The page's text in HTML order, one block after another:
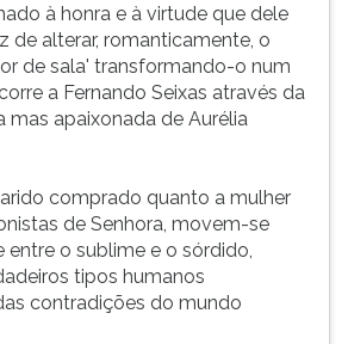
à honra e à virtude que dele
de alterar, romanticamente, o
de sala' transformando-o num
a Fernando Seixas através da
mas apaixonada de Aurélia
comprado quanto a mulher
de Senhora, movem-se
o sublime e o sórdido,
tipos humanos
contradições do mundo